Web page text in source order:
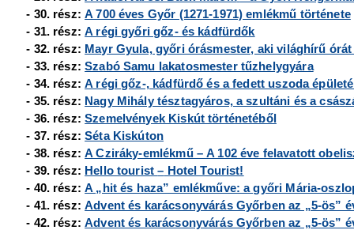
- 30. rész:A 700 éves Győr (1271-1971) emlékmű története
- 31. rész:A régi győri gőz- és kádfürdők
- 32. rész: Mayr Gyula, győri órásmester, aki világhírű
- 33. rész:Szabó Samu lakatosmester tűzhelygyára
- 34. rész:A régi gőz-, kádfürdő és a fedett uszoda
- 35. rész: Nagy Mihály tésztagyáros, a szultáni és a
- 36. rész:Szemelvények Kiskút történetéből
- 37. rész:Séta Kiskúton
- 38. rész:A Cziráky-emlékmű – A 102 éve felavatott
- 39. rész: Hello tourist– Hotel Tourist!
- 40. rész:A „hit és haza” emlékműve: a győri Mária-
- 41. rész:Advent és karácsonyvárás Győrben az „5-ös”
- 42. rész:Advent és karácsonyvárás Győrben az „5-ös”